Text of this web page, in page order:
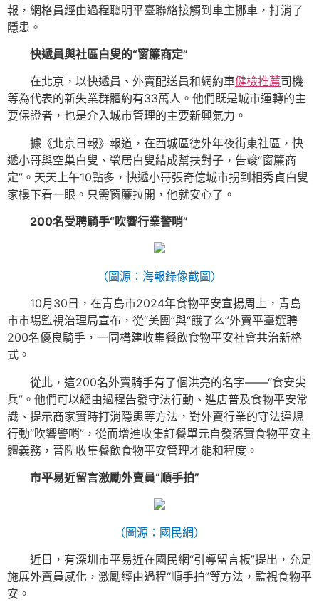
報，網格員經由過程聰明平臺聯絡接觸到車主挪車，打消了
隱患。
快遞員與社區白叟的“窗簾商定”
在北京，以快遞員、外賣配送員和網約車健檢推薦司機
等為代表的新失業群體約有33萬人。他們既是城市運轉的主
要保證者，也是介入城市管理的主要新興氣力。
據《北京日報》報道，在西城區德外年夜街東社區，快
遞小哥與空巢白叟、煢居白叟結成幫扶對子，告竣“窗簾商
定”。天天上午10點多，快遞小哥張奇億城市拐到相秀貞白叟
家樓下看一眼。只需窗簾拉開，他就安心了。
200名受聘騎手“吹響行業警哨”
（圖源：海報錄像截圖）
10月30日，在青島市2024年食物平安宣揚周上，青島
市市場監視治理局宣布，從“美團”與“餓了么”外賣平臺選聘
200名優良騎手，一同構建收集餐飲食物平安社會共治新格
式。
從此，這200名外賣騎手有了個洪亮的名字——“食安尖
兵”。他們可以經由過程告發守法行動、進店普及食物平安常
識、提示商家實時打消隱患等方法，對外賣行業的守法違規
行動“吹響警哨”，從而增進收集訂餐單元自發落實食物平安主
體義務，晉陞收集餐飲食物平安管理才能和程度。
市平易近留言激勵外賣員“順手拍”
（圖源：國民網）
近日，有深圳市平易近在國民網“引導留言板”提出，充足
施展外賣員感化，激勵經由過程“順手拍”等方法，監視食物平
安。